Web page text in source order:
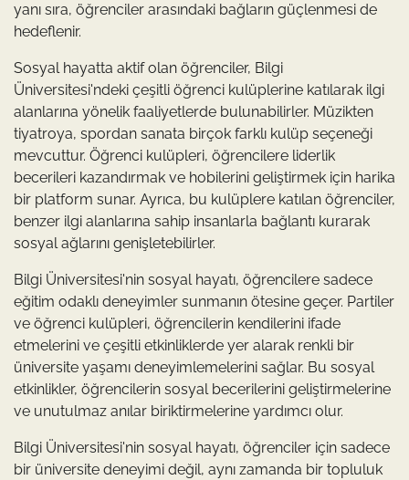
yanı sıra, öğrenciler arasındaki bağların güçlenmesi de
hedeflenir.
Sosyal hayatta aktif olan öğrenciler, Bilgi
Üniversitesi'ndeki çeşitli öğrenci kulüplerine katılarak ilgi
alanlarına yönelik faaliyetlerde bulunabilirler. Müzikten
tiyatroya, spordan sanata birçok farklı kulüp seçeneği
mevcuttur. Öğrenci kulüpleri, öğrencilere liderlik
becerileri kazandırmak ve hobilerini geliştirmek için harika
bir platform sunar. Ayrıca, bu kulüplere katılan öğrenciler,
benzer ilgi alanlarına sahip insanlarla bağlantı kurarak
sosyal ağlarını genişletebilirler.
Bilgi Üniversitesi'nin sosyal hayatı, öğrencilere sadece
eğitim odaklı deneyimler sunmanın ötesine geçer. Partiler
ve öğrenci kulüpleri, öğrencilerin kendilerini ifade
etmelerini ve çeşitli etkinliklerde yer alarak renkli bir
üniversite yaşamı deneyimlemelerini sağlar. Bu sosyal
etkinlikler, öğrencilerin sosyal becerilerini geliştirmelerine
ve unutulmaz anılar biriktirmelerine yardımcı olur.
Bilgi Üniversitesi'nin sosyal hayatı, öğrenciler için sadece
bir üniversite deneyimi değil, aynı zamanda bir topluluk